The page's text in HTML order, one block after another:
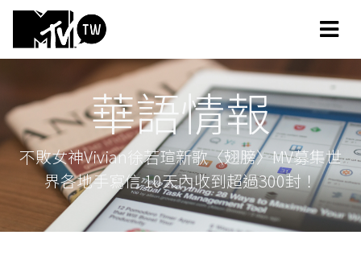
華語情報
不敗女神Vivian徐若瑄新歌〈翅膀〉MV募集世
界各地手寫信 10天內收到超過300封！